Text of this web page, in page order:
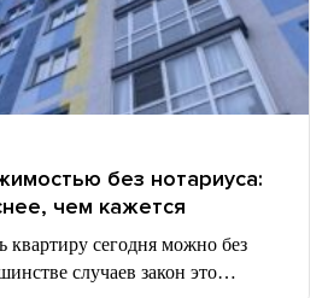
без нотариуса:
чем кажется
квартиру сегодня можно без
случаев закон это…